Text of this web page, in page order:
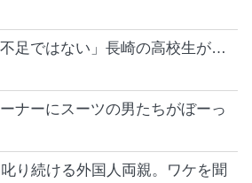
足ではない」長崎の高校生が…
ナーにスーツの男たちがぼーっ
り続ける外国人両親。ワケを聞